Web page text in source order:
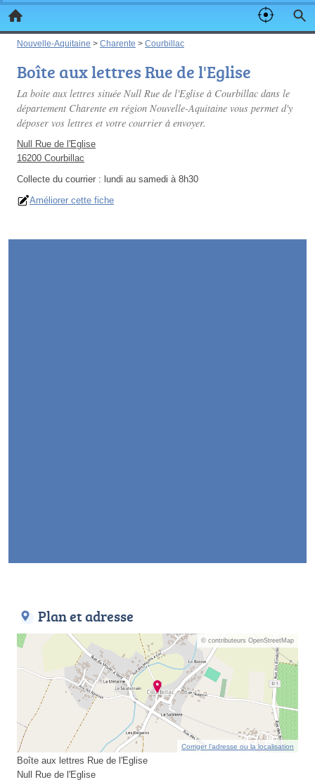
Nouvelle-Aquitaine > Charente > Courbillac
Boîte aux lettres Rue de l'Eglise
La boite aux lettres située Null Rue de l'Eglise à Courbillac dans le
département Charente en région Nouvelle-Aquitaine vous permet d'y
déposer vos lettres et votre courrier à envoyer.
Null Rue de l'Eglise
16200 Courbillac
Collecte du courrier : lundi au samedi à 8h30
Améliorer cette fiche
Plan et adresse
© contributeurs OpenStreetMap
Corriger l’adresse ou la localisation
Boîte aux lettres Rue de l'Eglise
Null Rue de l'Eglise